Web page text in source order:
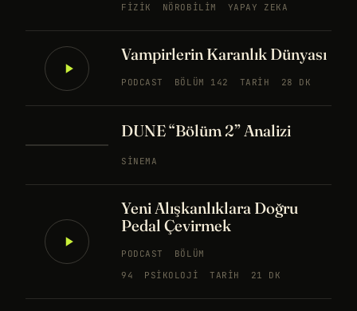
FIZIK NÖROBILIM YAPAY ZEKA
Vampirlerin Karanlık Dünyası
PODCAST BÖLÜM 142 TARIH 28 DK
DUNE “Bölüm 2” Analizi
SINEMA
Yeni Alışkanlıklara Doğru
Pedal Çevirmek
PODCAST
BÖLÜM
94
PSIKOLOJI TARIH 21 DK